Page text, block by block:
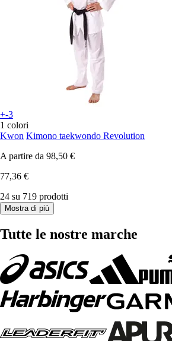
+-3
1 colori
Kwon Kimono taekwondo Revolution
A partire da 98,50 €
77,36 €
24 su 719 prodotti
Mostra di più
Tutte le nostre marche